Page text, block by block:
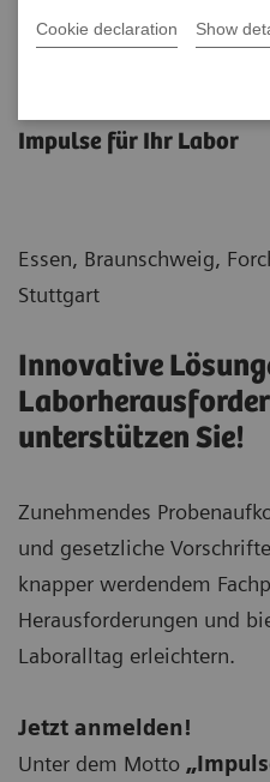
Cookie declaration Show
Impulse für Ihr Labor
Essen, Braunschweig,
Stuttgart
Innovative
unterstützen Sie!
Zunehmendes
und gesetzliche
knapper werdendem
Herausforderungen und
Laboralltag erleichtern.
Jetzt anmelden!
Unter dem Motto